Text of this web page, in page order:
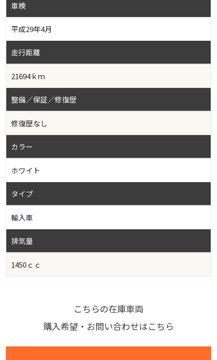
車検
平成29年4月
走行距離
21694ｋｍ
整備／保証／修復歴
修復歴なし
カラー
ホワイト
タイプ
輸入車
排気量
1450ｃｃ
こちらの在庫車両
購入希望・お問い合わせはこちら